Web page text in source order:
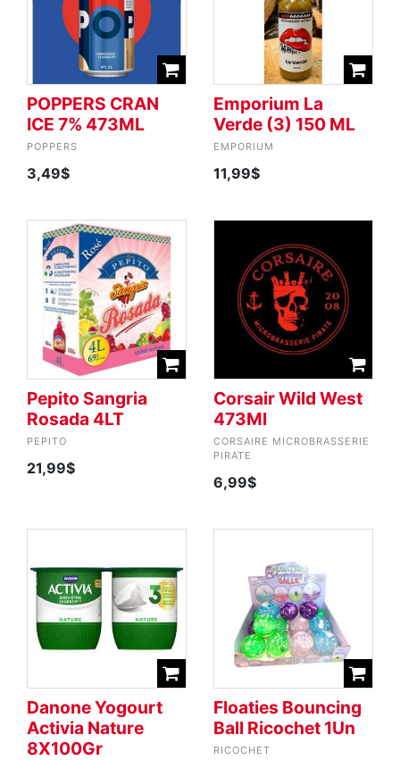
POPPERS CRAN
ICE 7% 473ML
POPPERS
3,49$
Emporium La
Verde (3) 150 ML
EMPORIUM
11,99$
Pepito Sangria
Rosada 4LT
PEPITO
21,99$
Corsair Wild West
473Ml
CORSAIRE MICROBRASSERIE
PIRATE
6,99$
Danone Yogourt
Activia Nature
8X100Gr
Floaties Bouncing
Ball Ricochet 1Un
RICOCHET